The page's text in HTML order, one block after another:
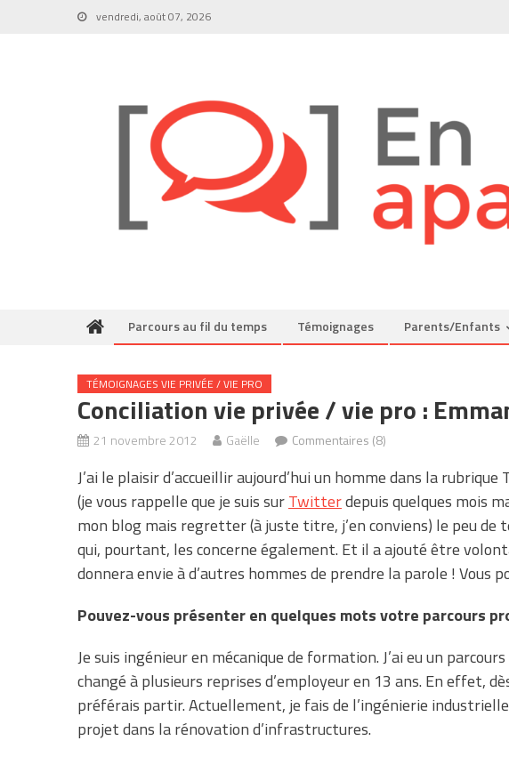
vendredi, août 07, 2026
Parcours au fil du temps Témoignages Parents/Enfants
TÉMOIGNAGES VIE PRIVÉE / VIE PRO
Conciliation vie privée / vie pro :
21 novembre 2012 Gaëlle Commentaires (8)
J’ai le plaisir d’accueillir aujourd’hui un homme dans la
(je vous rappelle que je suis surTwitterdepuis quelques mois
mon blog mais regretter (à juste titre, j’en conviens) le peu
qui, pourtant, les concerne également. Et il a ajouté être
donnera envie à d’autres hommes de prendre la parole ! Vous
Pouvez-vous présenter en quelques mots votre parcours
Je suis ingénieur en mécanique de formation. J’ai eu un
changé à plusieurs reprises d’employeur en 13 ans. En effet,
préférais partir. Actuellement, je fais de l’ingénierie industrielle
projet dans la rénovation d’infrastructures.